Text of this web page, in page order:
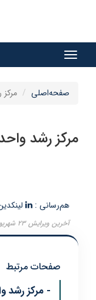
صفحه‌اصلی
مرکز رشد
هم‌رسانی :
آخرین ویرایش ۲۳ شهریور ۱۴۰۴
صفحات مرتبط
- مرکز رشد